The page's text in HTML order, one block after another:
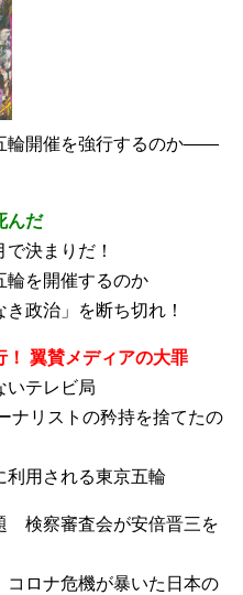
輪開催を強行するのか――
んだ
決まりだ！
を開催するのか
政治」を断ち切れ！
！ 翼賛メディアの大罪
テレビ局
リストの矜持を捨てたの
用される東京五輪
察審査会が安倍晋三を
ナ危機が暴いた日本の